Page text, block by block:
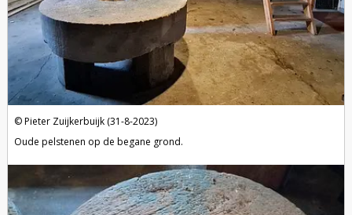
Pieter Zuijkerbuijk (31-8-2023)
Oude pelstenen op de begane grond.